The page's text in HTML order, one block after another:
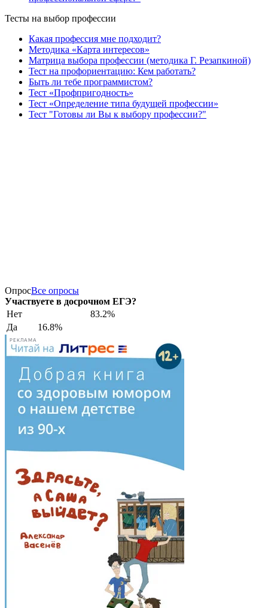
Тесты на выбор профессии
Какая профессия мне подходит?
Методика «Карта интересов»
Матрица выбора профессии (методика Г. Резапкиной)
Тест на профориентацию: Кем работать?
Быть ли тебе программистом?
Тест «Профпригодность»
Тест «Определение типа будущей профессии»
Тест "Готовы ли Вы к выбору профессии?"
ОпросВсе опросы
Участвуете в досрочном ЕГЭ?
Нет
83.2%
Да
16.8%
РЕКЛАМА